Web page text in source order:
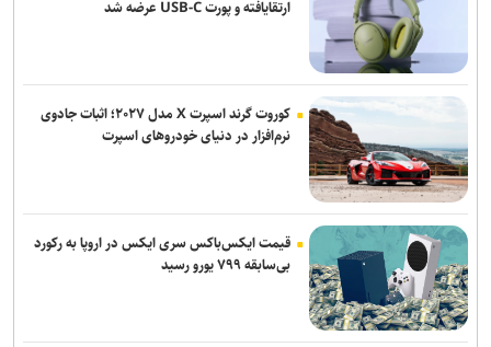
انفجار‌های پیاپی در پایگاه‌های نیرو‌های وابسته به ائتلاف سعودی در مأرب
و حضرموت
ترامپ درخواست زلنسکی برای موشک‌های پاتریوت را رد کرد: آمریکا به این
تسلیحات نیاز دارد
العامری خواستار تعویق واکنش گروه‌های مقاومت عراق به حملات
عربستان شد
ارتقایافته و پورت USB-C عرضه شد
کوروت گرند اسپرت X مدل ۲۰۲۷؛ اثبات جادوی
نرم‌افزار در دنیای خودروهای اسپرت
قیمت ایکس‌باکس سری ایکس در اروپا به رکورد
بی‌سابقه ۷۹۹ یورو رسید